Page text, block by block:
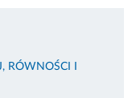
RÓWNOŚCI I